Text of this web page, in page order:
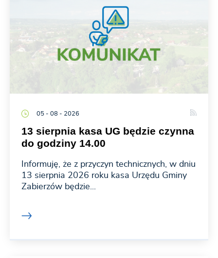
05 - 08 - 2026
13 sierpnia kasa UG będzie czynna
do godziny 14.00
Informuję, że z przyczyn technicznych, w dniu
13 sierpnia 2026 roku kasa Urzędu Gminy
Zabierzów będzie...